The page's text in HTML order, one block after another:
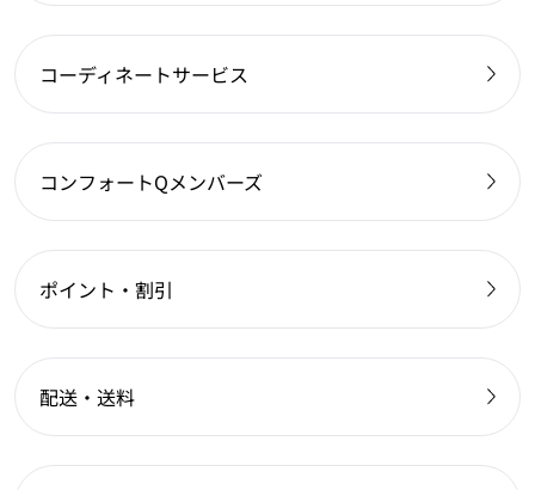
コーディネートサービス
コンフォートQメンバーズ
ポイント・割引
配送・送料